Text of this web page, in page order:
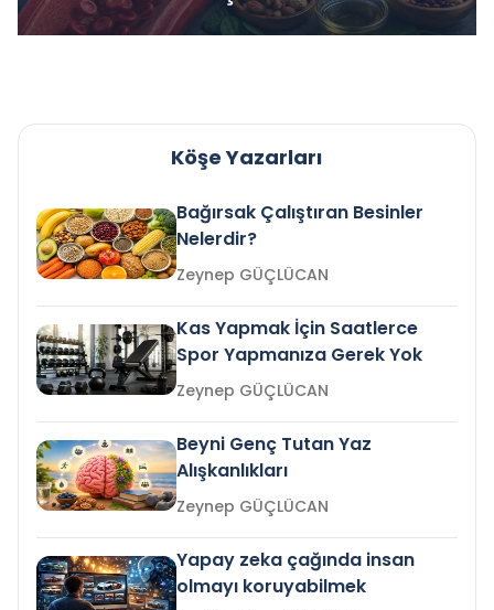
Köşe Yazarları
Bağırsak Çalıştıran Besinler
Nelerdir?
Zeynep GÜÇLÜCAN
Kas Yapmak İçin Saatlerce
Spor Yapmanıza Gerek Yok
Zeynep GÜÇLÜCAN
Beyni Genç Tutan Yaz
Alışkanlıkları
Zeynep GÜÇLÜCAN
Yapay zeka çağında insan
olmayı koruyabilmek